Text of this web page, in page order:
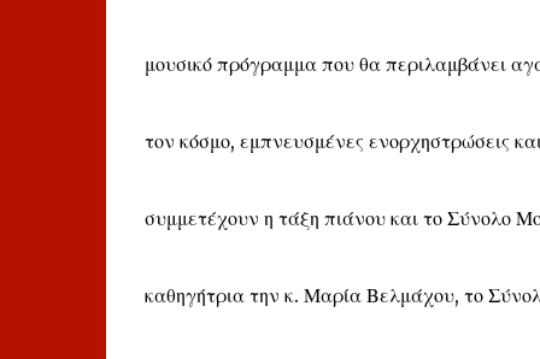
μουσικό πρόγραμμα που θα περιλαμβάνει
τον κόσμο, εμπνευσμένες ενορχηστρώσεις
συμμετέχουν η τάξη πιάνου και το Σύνολο
καθηγήτρια την κ. Μαρία Βελμάχου, το